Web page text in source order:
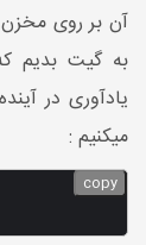
آن بر روی
به گیت بدیم
یادآوری در
میکنیم :
copy